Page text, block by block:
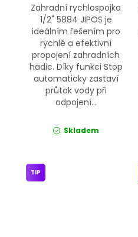
Zahradní rychlospojka
1/2" 5884 JIPOS je
ideálním řešením pro
rychlé a efektivní
propojení zahradních
hadic. Díky funkci Stop
automaticky zastaví
průtok vody při
odpojení...
Skladem
TIP